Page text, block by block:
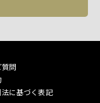
問
に基づく表記